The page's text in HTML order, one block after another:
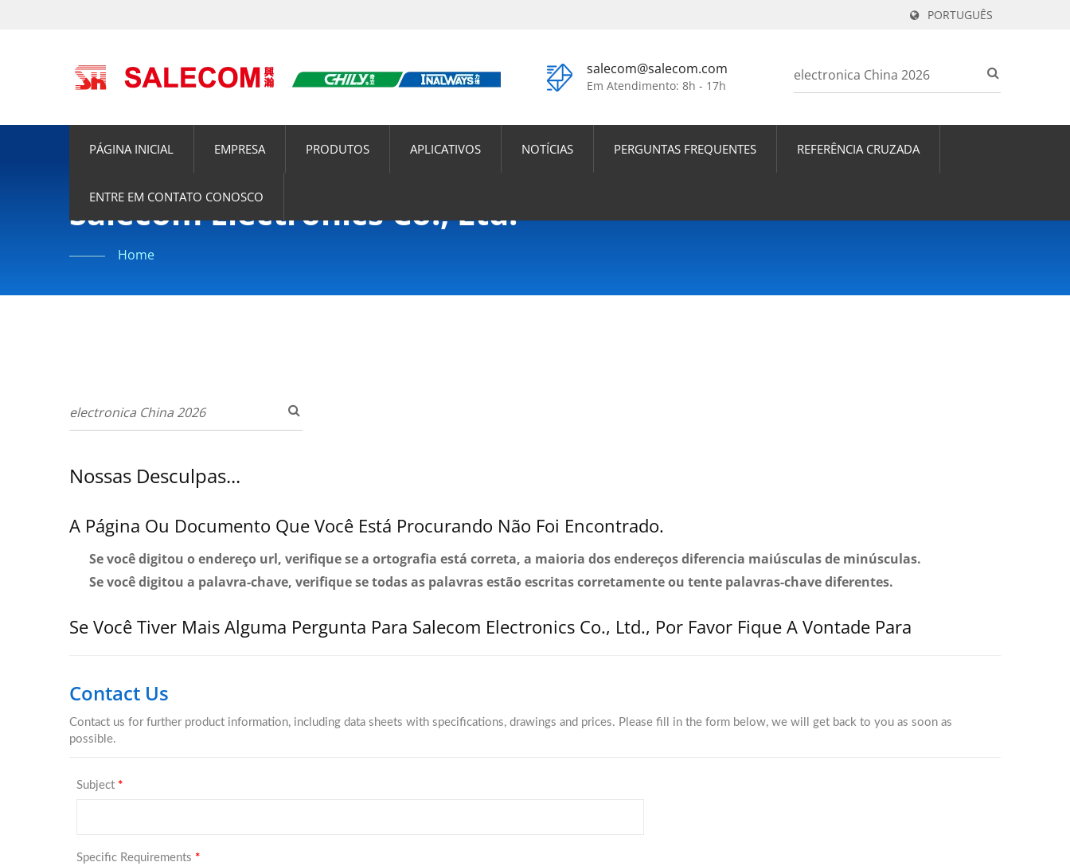
PORTUGUÊS
salecom@salecom.com
Em Atendimento: 8h - 17h
PÁGINA INICIAL EMPRESA PRODUTOS APLICATIVOS NOTÍCIAS PERGUNTAS FREQUENTES REFERÊNCIA CRUZADA
ENTRE EM CONTATO CONOSCO
Salecom Electronics Co., Ltd.
Home
Nossas Desculpas...
A Página Ou Documento Que Você Está Procurando Não Foi Encontrado.
Se você digitou o endereço url, verifique se a ortografia está correta, a maioria dos endereços diferencia maiúsculas de minúsculas.
Se você digitou a palavra-chave, verifique se todas as palavras estão escritas corretamente ou tente palavras-chave diferentes.
Se Você Tiver Mais Alguma Pergunta Para Salecom Electronics Co., Ltd., Por Favor Fique A Vontade Para